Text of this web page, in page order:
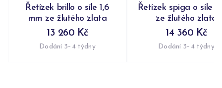
Řetízek brillo o síle 1,6
mm ze žlutého zlata
13 260 Kč
Dodání 3–4 týdny
Řetízek spiga o síle 1
ze žlutého zlata
14 360 Kč
Dodání 3–4 týdny